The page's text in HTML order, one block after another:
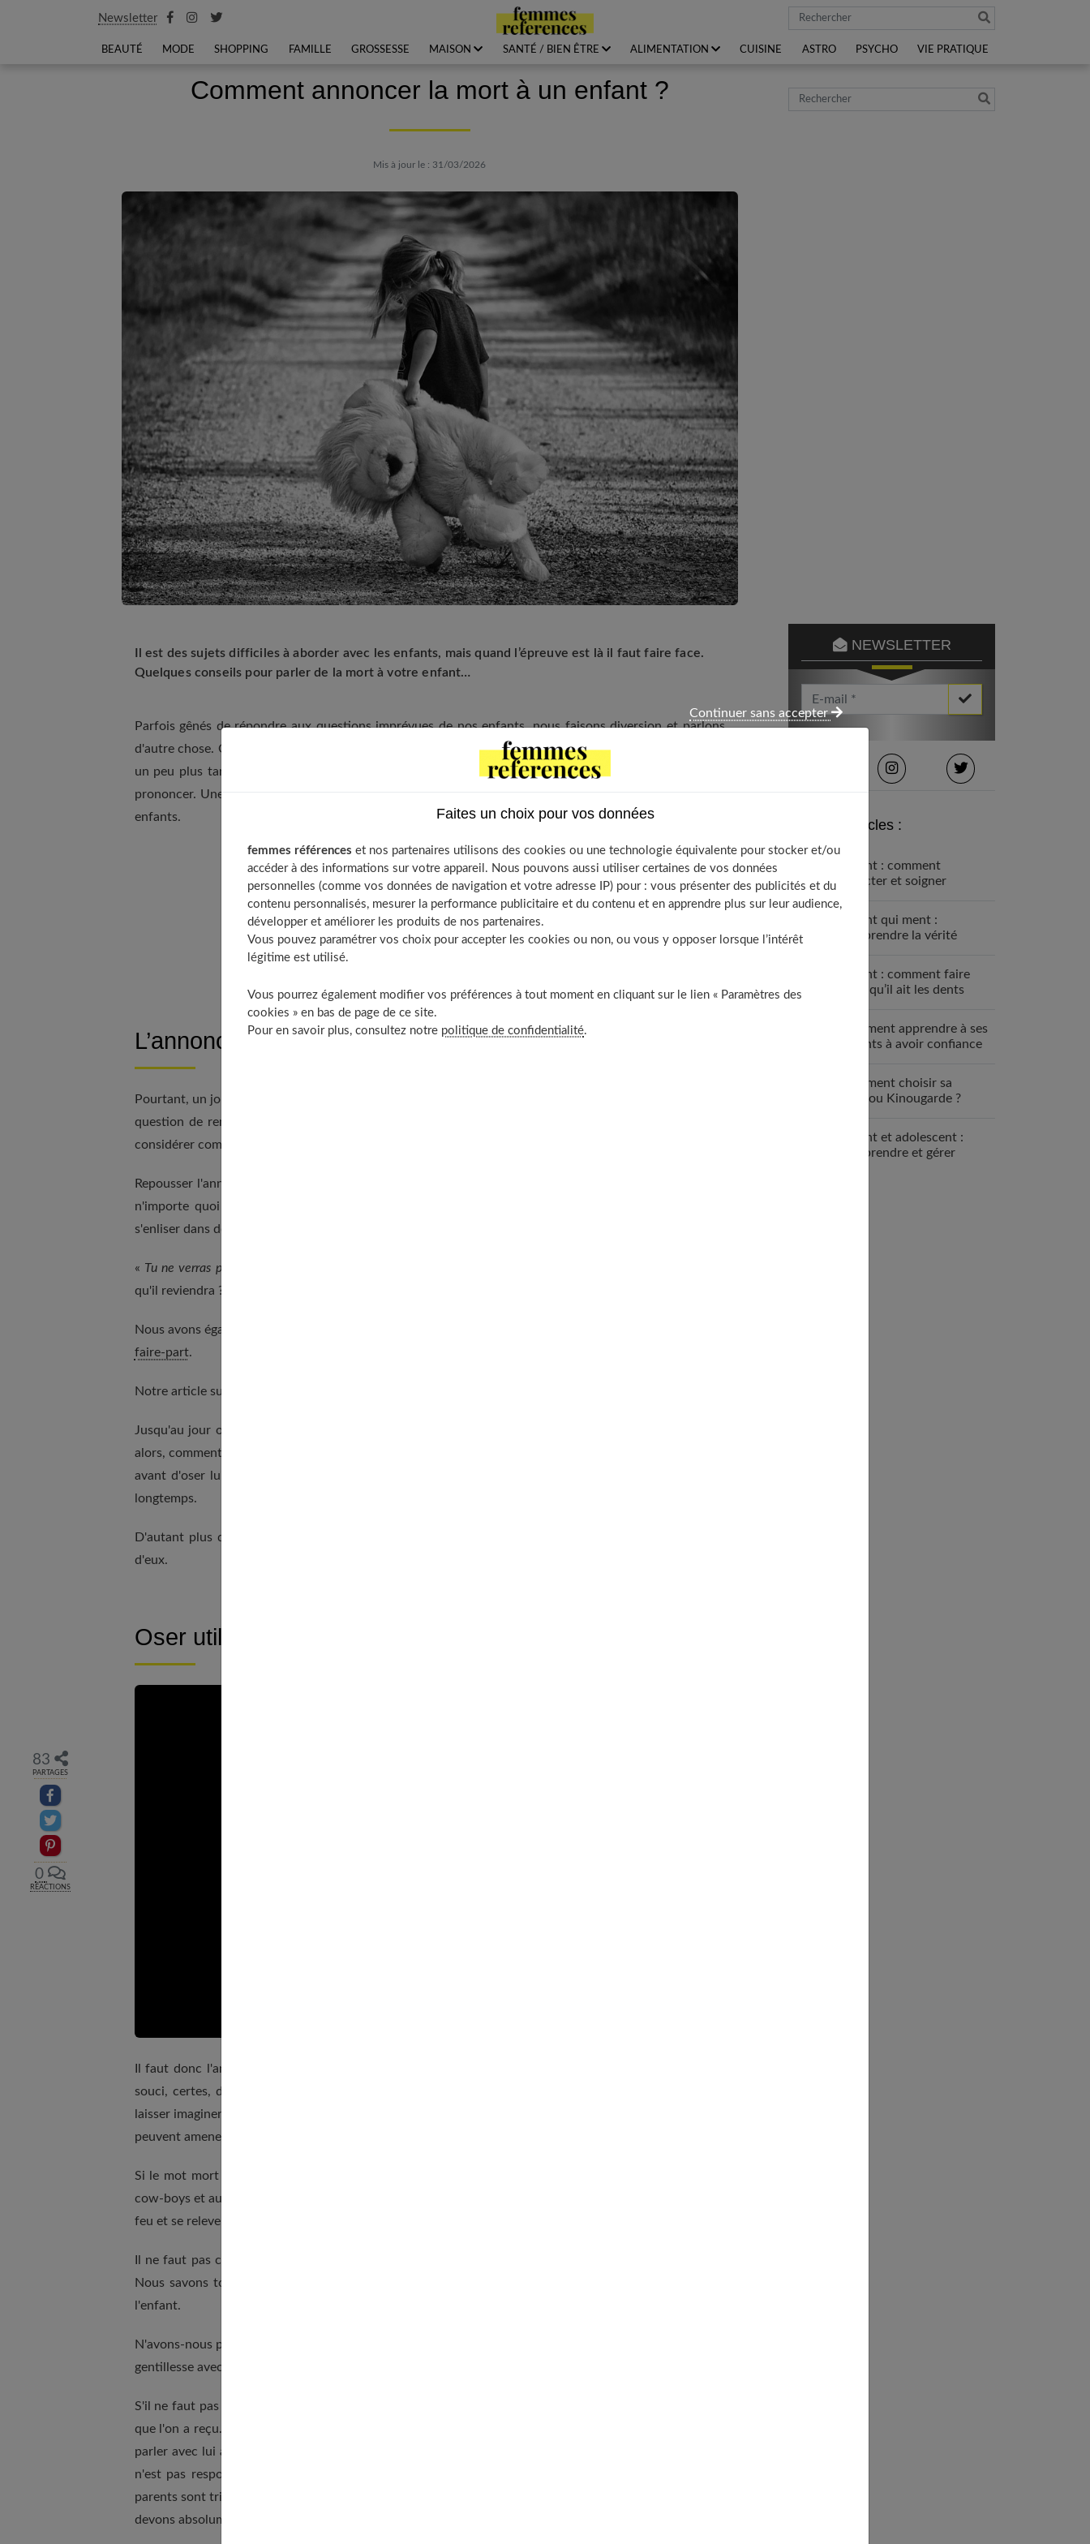
Newsletter Rechercher
BEAUTÉ MODE SHOPPING FAMILLE GROSSESSE MAISON SANTÉ / BIEN ÊTRE ALIMENTATION CUISINE ASTRO PSYCHO VIE PRATIQUE
Comment annoncer la mort à un enfant ?
Mis à jour le : 31/03/2026
Il est des sujets difficiles à aborder avec les enfants, mais quand l’épreuve est là il faut faire face.
Quelques conseils pour parler de la mort à votre enfant…
83
PARTAGES
Partager sur facebook
Partager sur Twitter
Epingler sur Pinterest
0
RÉACTIONS
Parfois gênés de répondre aux questions imprévues de nos enfants, nous faisons diversion et parlons
d'autre chose. On croit qu'ils oublient, passant à un autre sujet. Mais ils reviennent toujours à l'attaque
un peu plus tard, espérant alors une réponse. Et puis, il y a la mort. Un mot que nous osons à peine
prononcer. Une réalité que nous ne voulons pas imaginer, que nous voulons à tout prix épargner à nos
enfants.
Table of Contents
L’annoncer sans attendre
Oser utiliser le mot « mort »
Il rit au lieu de pleurer…
L’annoncer sans attendre
Pourtant, un jour ou l'autre, la mort survient. Et là, les adultes doivent avoir le courage de faire face. Pas
question de remettre à plus tard ce qui doit impérativement être dit au plus tôt à l'enfant. II faut le
considérer comme une personne à pan entière, comme un vrai membre de la famille.
Repousser l'annonce de la mort d'un proche, c'est risquer, face aux questions de l'enfant, de répondre
n'importe quoi parce que nous aurons été pris au dépourvu. C'est également prendre le risque de
s'enliser dans des mensonges comme
« Tu ne verras pas ton père pendant quelque temps, il est en voyage
qu'il reviendra ? on répond : « Pas tout de suite, il a dû prolonger son séjour ».
Nous avons également rédigé un article complet sur
faire-part.
Notre article sur
Jusqu'au jour où l'on ne peut plus reculer devant l'annonce de la vérité : «
alors, comment en vouloir à l'enfant s'il ne nous croit pas, puisque nous lui avons menti quelque temps
avant d'oser lui avouer la mort de son père ? Réagir ainsi, c'est s'exposer à perdre sa confiance pour
longtemps.
D'autant plus que les enfants ne sont pas idiots, ils sentent lorsque quelque chose ne va pas autour
d'eux.
Oser utiliser le mot "mort"
Il faut donc l'annoncer rapidement, quel que soit l'âge de l'enfant. Sans utiliser de termes vagues, par
souci, certes, de ne pas traumatiser l'enfant, mais finalement, peuvent qui, brouiller son esprit et lui
laisser imaginer un retour possible. Ne dites pas : «
peuvent amener l'enfant à se dire : «
Si le mot mort fait peur à l'adulte, l'enfant l'emploie dans ses jeux. II n'y a qu'à les regarder jouer aux
cow-boys et aux Indiens en cours de récréation ou au jardin, les voir tomber par terre suite à un coup de
feu et se relever juste après.
Il ne faut pas craindre d'utiliser le mot "mort", et annoncer cet événement tragique sur un ton neutre.
Nous savons tous, par expérience, que le ton employé a une grande importance dans la réaction de
l'enfant.
N'avons-nous pas déjà grondé un tout-petit en riant et ne l'avons-nous pas vu rire à son tour (ou dit une
gentillesse avec une grosse voix et qu'il se mette à pleurer)
S'il ne faut pas lui cacher la vérité, rien ne sert non plus de s'étendre et de faire subir à l'enfant le choc
que l'on a reçu. Il n'est pas là pour supporter notre peine. A sa demande, il peut toutefois être bon d'en
parler avec lui afin qu'il voie que les adultes ne sont pas sans faille et souffrent aussi, et sur- tout qu'il
n'est pas responsable de ce qui arrive. Car, souvent, les enfants se sentent coupables lorsque leurs
parents sont tristes. Et pour lui, pour que sa vie quotidienne soit le moins perturbée possible, nous nous
devons absolument d'être forts.
Rechercher
NEWSLETTER
Votre Email *
Derniers articles :
Enfant : comment
détecter et soigner
Enfant qui ment :
comprendre la vérité
Enfant : comment faire
pour qu’il ait les dents
Comment apprendre à ses
enfants à avoir confiance
Comment choisir sa
nounou Kinougarde ?
Enfant et adolescent :
comprendre et gérer
Faites un choix pour vos données
femmes références et nos partenaires utilisons des cookies ou une technologie équivalente pour stocker et/ou
accéder à des informations sur votre appareil. Nous pouvons aussi utiliser certaines de vos données
personnelles (comme vos données de navigation et votre adresse IP) pour : vous présenter des publicités et du
contenu personnalisés, mesurer la performance publicitaire et du contenu et en apprendre plus sur leur audience,
développer et améliorer les produits de nos partenaires.
Vous pouvez paramétrer vos choix pour accepter les cookies ou non, ou vous y opposer lorsque l’intérêt
légitime est utilisé.
Vous pourrez également modifier vos préférences à tout moment en cliquant sur le lien « Paramètres des
cookies » en bas de page de ce site.
Pour en savoir plus, consultez notre politique de confidentialité.
Continuer sans accepter